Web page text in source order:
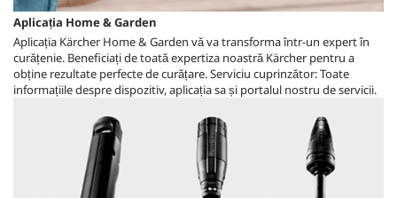
Aplicația Home & Garden
Aplicația Kärcher Home & Garden vă va transforma într-un expert în
curățenie. Beneficiați de toată expertiza noastră Kärcher pentru a
obține rezultate perfecte de curățare. Serviciu cuprinzător: Toate
informațiile despre dispozitiv, aplicația sa și portalul nostru de servicii.